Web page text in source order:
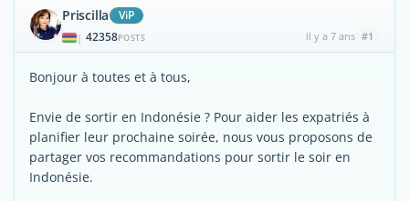
Priscilla ViP
| 42358POSTS il y a 7 ans #1
Bonjour à toutes et à tous,
Envie de sortir en Indonésie ? Pour aider les expatriés à
planifier leur prochaine soirée, nous vous proposons de
partager vos recommandations pour sortir le soir en
Indonésie.